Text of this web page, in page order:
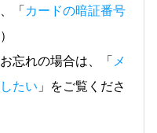
「カードの暗証番号
忘れの場合は、「メ
たい 」をご覧くださ